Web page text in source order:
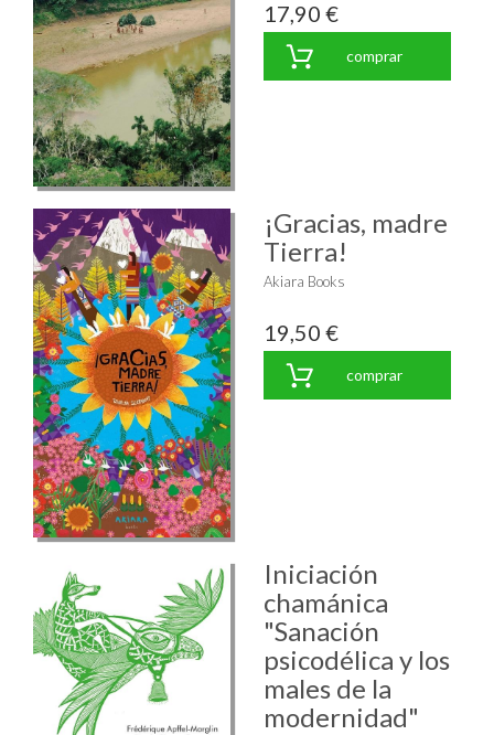
17,90 €
comprar
¡Gracias, madre
Tierra!
Akiara Books
19,50 €
comprar
Iniciación
chamánica
"Sanación
psicodélica y los
males de la
modernidad"